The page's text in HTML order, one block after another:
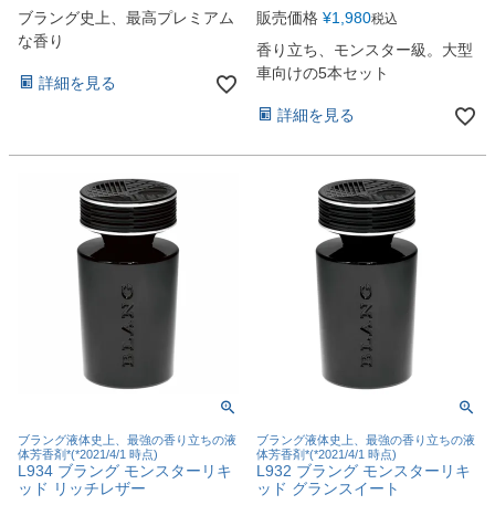
ブラング史上、最高プレミアム
な香り
詳細を見る
販売価格 ¥1,980税込
香り立ち、モンスター級。大型
車向けの5本セット
詳細を見る
ブラング液体史上、最強の香り立ちの液
体芳香剤*(*2021/4/1 時点)
L934 ブラング モンスターリキ
ッド リッチレザー
ブラング液体史上、最強の香り立ちの液
体芳香剤*(*2021/4/1 時点)
L932 ブラング モンスターリキ
ッド グランスイート